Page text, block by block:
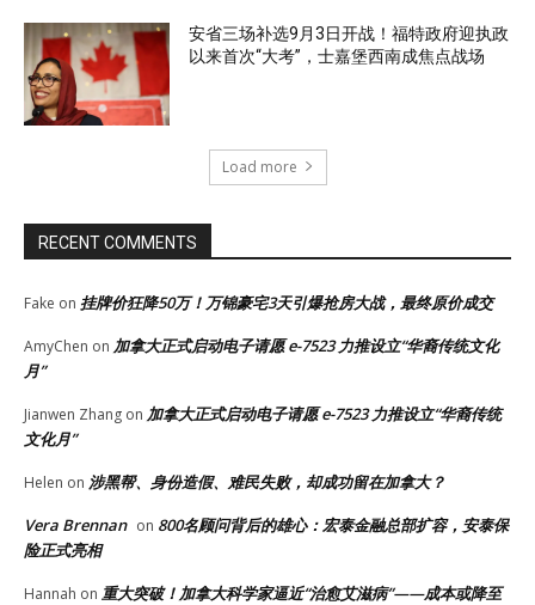
安省三场补选9月3日开战！福特政府迎执政
以来首次“大考”，士嘉堡西南成焦点战场
Load more
RECENT COMMENTS
Fake on 挂牌价狂降50万！万锦豪宅3天引爆抢房大战，最终原价成交
AmyChen on 加拿大正式启动电子请愿 e-7523 力推设立“华裔传统文化
月”
Jianwen Zhang on 加拿大正式启动电子请愿 e-7523 力推设立“华裔传统
文化月”
Helen on 涉黑帮、身份造假、难民失败，却成功留在加拿大？
Vera Brennan on 800名顾问背后的雄心：宏泰金融总部扩容，安泰保
险正式亮相
Hannah on 重大突破！加拿大科学家逼近“治愈艾滋病”——成本或降至